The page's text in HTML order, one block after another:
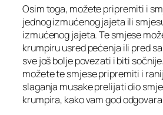
Osim toga, možete pripremiti i
jednog izmućenog jajeta ili
izmućenog jajeta. Te smjese
krumpiru usred pećenja ili pred
sve još bolje povezati i biti
možete te smjese pripremiti i
slaganja musake prelijati dio
krumpira, kako vam god